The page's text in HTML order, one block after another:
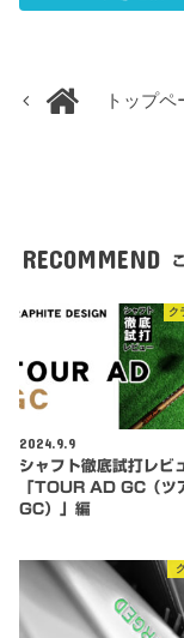
トップペ
RECOMMEND
ク
2024.9.9
シャフト徹底試打レビ
「TOUR AD GC（ツ
GC）」編